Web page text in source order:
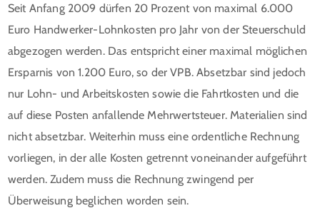
Seit Anfang 2009 dürfen 20 Prozent von maximal 6.000
Euro Handwerker-Lohnkosten pro Jahr von der Steuerschuld
abgezogen werden. Das entspricht einer maximal möglichen
Ersparnis von 1.200 Euro, so der VPB. Absetzbar sind jedoch
nur Lohn- und Arbeitskosten sowie die Fahrtkosten und die
auf diese Posten anfallende Mehrwertsteuer. Materialien sind
nicht absetzbar. Weiterhin muss eine ordentliche Rechnung
vorliegen, in der alle Kosten getrennt voneinander aufgeführt
werden. Zudem muss die Rechnung zwingend per
Überweisung beglichen worden sein.